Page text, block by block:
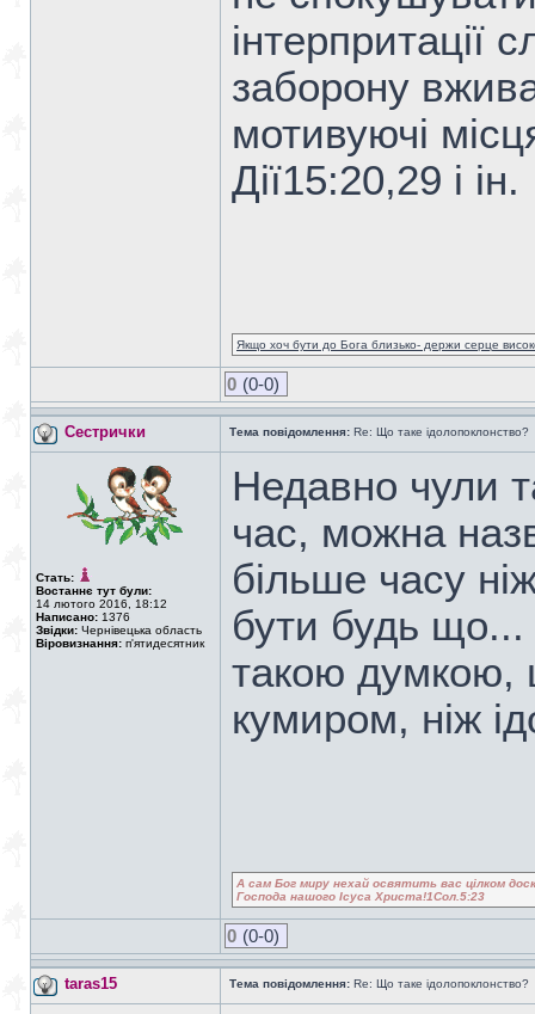
інтерпритації
заборону
мотивуючі
Дії15:20,29 і ін.
Якщо хоч бути до Бога близько- держи серце
0 (0-0)
Сестрички Тема повідомлення: Re: Що таке ідолопоклонство?
Стать:
Востаннє тут були:
14 лютого 2016, 18:12
Написано: 1376
Звідки: Чернівецька область
Віровизнання: п'ятидесятник
Недавно чули
час, можна
більше часу
бути будь що...
такою думкою,
кумиром, ніж
А сам Бог миру нехай освятить вас цілком
Господа нашого Ісуса Христа!1Сол.5:23
0 (0-0)
taras15 Тема повідомлення: Re: Що таке ідолопоклонство?